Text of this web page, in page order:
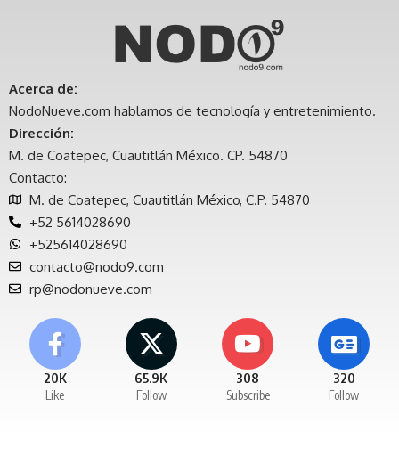
Acerca de:
NodoNueve.com hablamos de tecnología y entretenimiento.
Dirección:
M. de Coatepec, Cuautitlán México. CP. 54870
Contacto:
M. de Coatepec, Cuautitlán México, C.P. 54870
+52 5614028690
+525614028690
contacto@nodo9.com
rp@nodonueve.com
20K
Like
65.9K
Follow
308
Subscribe
320
Follow